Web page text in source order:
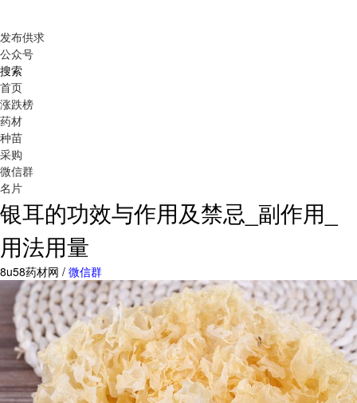
发布供求
公众号
搜索
首页
涨跌榜
药材
种苗
采购
微信群
名片
银耳的功效与作用及禁忌_副作用_
用法用量
8u58药材网 / 微信群